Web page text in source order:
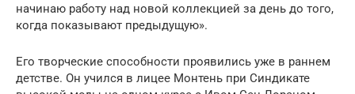
начинаю работу над новой коллекцией за день до того,
когда показывают предыдущую».
Его творческие способности проявились уже в раннем
детстве. Он учился в лицее Монтень при Синдикате